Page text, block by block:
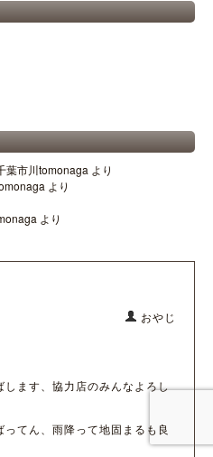
葉市川tomonaga より
より
より
おやじ
します、協力店のみんなよろし
てん、雨降って地固まるも良